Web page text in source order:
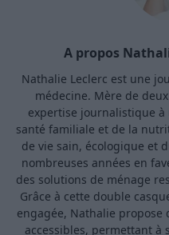
A propos
Nathalie Leclerc est une
médecine. Mère de
expertise journalistique à
santé familiale et de la
de vie sain, écologique et
nombreuses années en
des solutions de ménage
Grâce à cette double
engagée, Nathalie propose
accessibles, permettant à